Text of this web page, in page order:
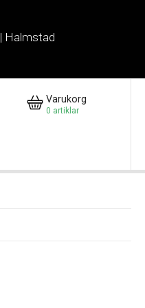
| Halmstad
Varukorg
0 artiklar